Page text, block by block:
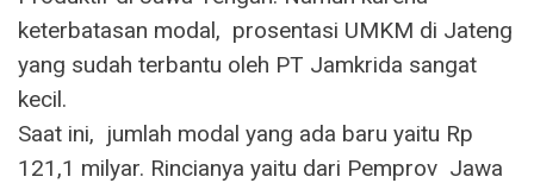
keterbatasan modal, prosentasi UMKM di Jateng
yang sudah terbantu oleh PT Jamkrida sangat
kecil.
Saat ini, jumlah modal yang ada baru yaitu Rp
121,1 milyar. Rincianya yaitu dari Pemprov Jawa